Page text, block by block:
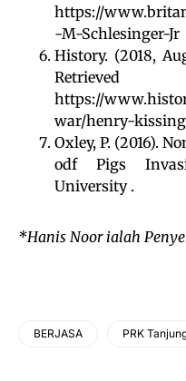
https://
-M-Schlesinger-Jr
History. (2018,
https://
war/henry-
Oxley, P. (2016).
odf Pigs
University .
*Hanis Noor ialah
BERJASA PRK